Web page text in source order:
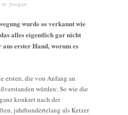
in freegan
wurde so verkannt wie
alles eigentlich gar nicht
erster Hand, worum es
ersten, die von Anfang an
würden: So wie die
konkret nach der
jahrhundertelang als Ketzer